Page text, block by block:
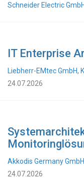
Schneider Electric
IT Enterprise
Liebherr-EMtec GmbH,
24.07.2026
Akkodis Germany
24.07.2026